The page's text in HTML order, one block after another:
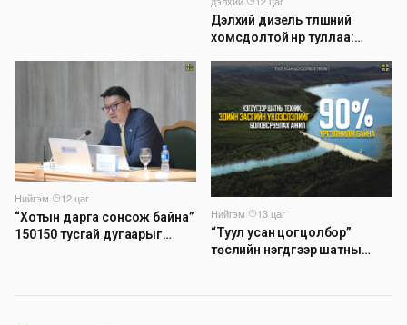
Дэлхий дизель түлшний
хомсдолтой нүүр туллаа:
компаниуд аюулын дохио
өгч байна
Нийгэм·
12 цаг
“Хотын дарга сонсож байна”
150150 тусгай дугаарыг
Нийгэм·
13 цаг
“Туул усан цогцолбор”
төслийн нэгдүгээр шатны